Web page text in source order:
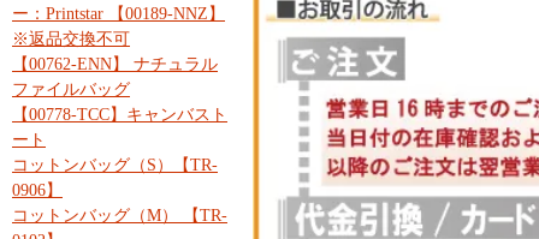
ー：Printstar 【00189-NNZ】
※返品交換不可
【00762-ENN】 ナチュラル
ファイルバッグ
【00778-TCC】キャンバスト
ート
コットンバッグ（S）【TR-
0906】
コットンバッグ（M） 【TR-